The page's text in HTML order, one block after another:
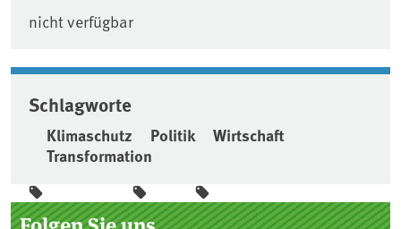
nicht verfügbar
Schlagworte
Klimaschutz Politik
Wirtschaft
Transformation
Seitenleiste